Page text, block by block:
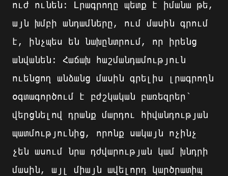
ուժ ունեն: Լրագրողը պետք է իմանա թե,
այն խմբի անդամները, ում մասին գրում
է, ինչպես են նախընտրում, որ իրենց
անվանեն: Հաճախ հաշմանդամություն
ուենցող անձանց մասին գրելիս լրագրողն
օգտագործում է բժշկական բառեզրեր՝
վերցնելով դրանք մարդու հիվանդության
պատմությունից, որոնք սակայն ոչինչ
չեն ասում նրա դժվարության կամ խնդրի
մասին, այլ միայն ավելորդ կարծրատիպ